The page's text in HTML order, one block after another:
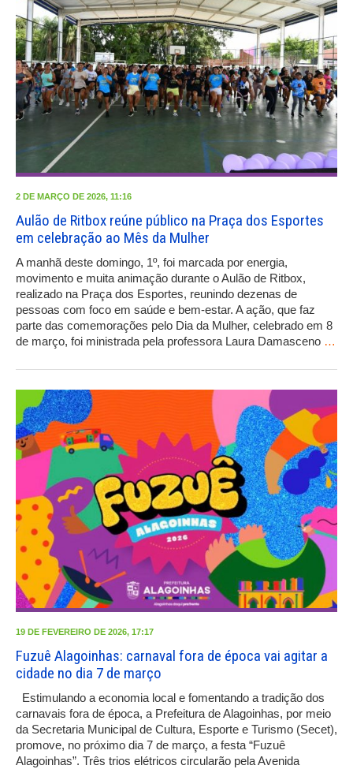
2 DE MARÇO DE 2026, 11:16
Aulão de Ritbox reúne público na Praça dos Esportes
em celebração ao Mês da Mulher
A manhã deste domingo, 1º, foi marcada por energia,
movimento e muita animação durante o Aulão de Ritbox,
realizado na Praça dos Esportes, reunindo dezenas de
pessoas com foco em saúde e bem-estar. A ação, que faz
parte das comemorações pelo Dia da Mulher, celebrado em 8
de março, foi ministrada pela professora Laura Damasceno …
19 DE FEVEREIRO DE 2026, 17:17
Fuzuê Alagoinhas: carnaval fora de época vai agitar a
cidade no dia 7 de março
Estimulando a economia local e fomentando a tradição dos
carnavais fora de época, a Prefeitura de Alagoinhas, por meio
da Secretaria Municipal de Cultura, Esporte e Turismo (Secet),
promove, no próximo dia 7 de março, a festa “Fuzuê
Alagoinhas”. Três trios elétricos circularão pela Avenida